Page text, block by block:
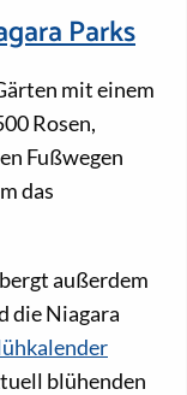
Parks
mit einem
Rosen,
Fußwegen
das
außerdem
die Niagara
blühenden